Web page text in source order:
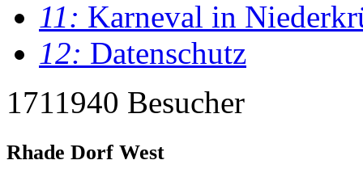
11: Karneval in
12: Datenschutz
1711940 Besucher
Rhade Dorf West